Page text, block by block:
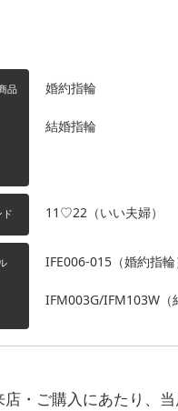
品 婚約指輪
結婚指輪
ド 11♡22（いい夫婦）
IFE006-015（婚約指輪
IFM003G/IFM103W（
店・ご購入にあたり、